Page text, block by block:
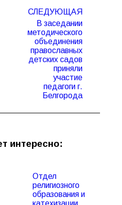
СЛЕДУЮЩАЯ
Следующая
запись:
В заседании
методического
объединения
православных
детских садов
приняли
участие
педагоги г.
Белгорода
интересно:
Отдел
религиозного
образования и
катехизации